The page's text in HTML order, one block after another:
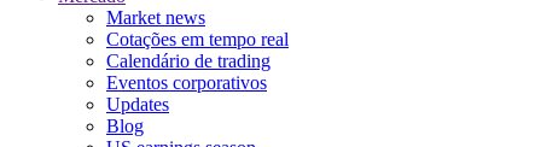
Market news
Cotações em tempo real
Calendário de trading
Eventos corporativos
Updates
Blog